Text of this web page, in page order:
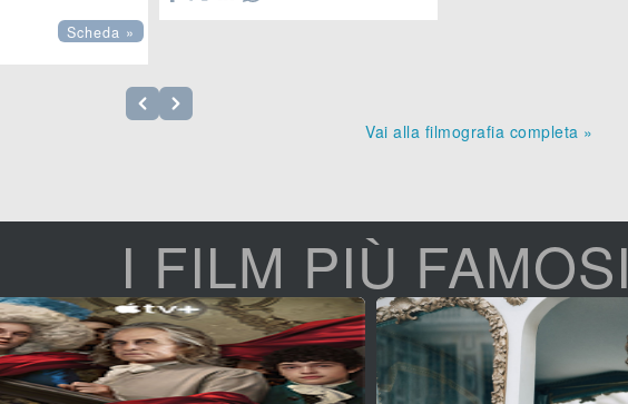
Scheda »
Vai alla filmografia completa »
I FILM PIÙ FAMOSI